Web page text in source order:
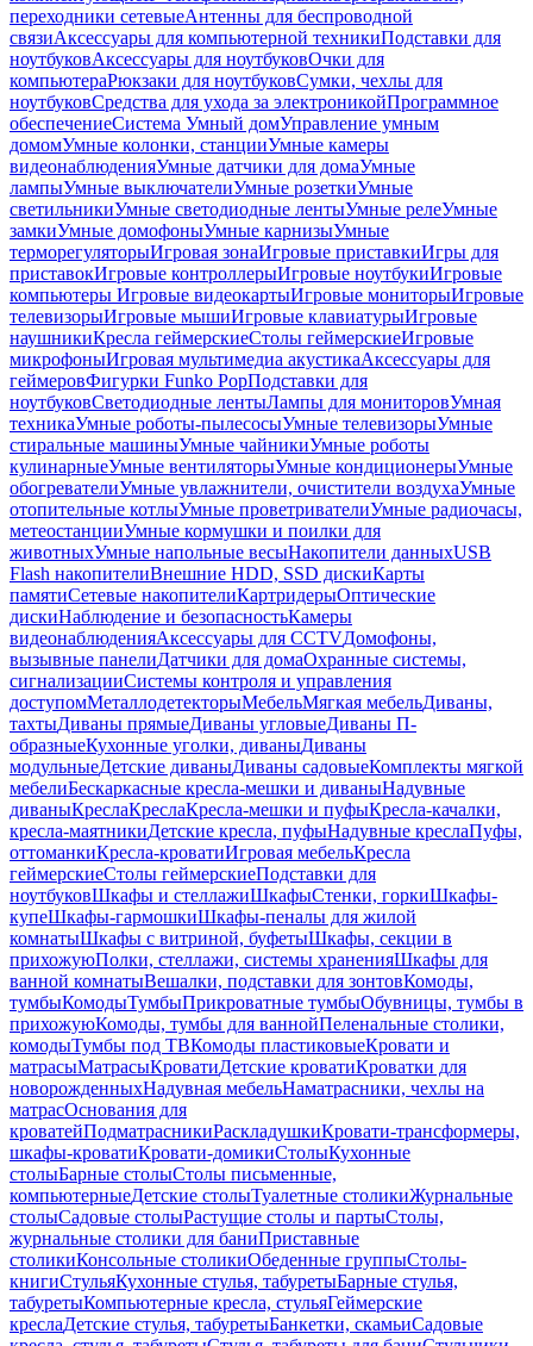
переходники сетевыеАнтенны для беспроводной
связиАксессуары для компьютерной техникиПодставки для
ноутбуковАксессуары для ноутбуковОчки для
компьютераРюкзаки для ноутбуковСумки, чехлы для
ноутбуковСредства для ухода за электроникойПрограммное
обеспечениеСистема Умный домУправление умным
домомУмные колонки, станцииУмные камеры
видеонаблюденияУмные датчики для домаУмные
лампыУмные выключателиУмные розеткиУмные
светильникиУмные светодиодные лентыУмные релеУмные
замкиУмные домофоныУмные карнизыУмные
терморегуляторыИгровая зонаИгровые приставкиИгры для
приставокИгровые контроллерыИгровые ноутбукиИгровые
компьютеры Игровые видеокартыИгровые мониторыИгровые
телевизорыИгровые мышиИгровые клавиатурыИгровые
наушникиКресла геймерскиеСтолы геймерскиеИгровые
микрофоныИгровая мультимедиа акустикаАксессуары для
геймеровФигурки Funko PopПодставки для
ноутбуковСветодиодные лентыЛампы для мониторовУмная
техникаУмные роботы-пылесосыУмные телевизорыУмные
стиральные машиныУмные чайникиУмные роботы
кулинарныеУмные вентиляторыУмные кондиционерыУмные
обогревателиУмные увлажнители, очистители воздухаУмные
отопительные котлыУмные проветривателиУмные радиочасы,
метеостанцииУмные кормушки и поилки для
животныхУмные напольные весыНакопители данныхUSB
Flash накопителиВнешние HDD, SSD дискиКарты
памятиСетевые накопителиКартридерыОптические
дискиНаблюдение и безопасностьКамеры
видеонаблюденияАксессуары для CCTVДомофоны,
вызывные панелиДатчики для домаОхранные системы,
сигнализацииСистемы контроля и управления
доступомМеталлодетекторыМебельМягкая мебельДиваны,
тахтыДиваны прямыеДиваны угловыеДиваны П-
образныеКухонные уголки, диваныДиваны
модульныеДетские диваныДиваны садовыеКомплекты мягкой
мебелиБескаркасные кресла-мешки и диваныНадувные
диваныКреслаКреслаКресла-мешки и пуфыКресла-качалки,
кресла-маятникиДетские кресла, пуфыНадувные креслаПуфы,
оттоманкиКресла-кроватиИгровая мебельКресла
геймерскиеСтолы геймерскиеПодставки для
ноутбуковШкафы и стеллажиШкафыСтенки, горкиШкафы-
купеШкафы-гармошкиШкафы-пеналы для жилой
комнатыШкафы с витриной, буфетыШкафы, секции в
прихожуюПолки, стеллажи, системы храненияШкафы для
ванной комнатыВешалки, подставки для зонтовКомоды,
тумбыКомодыТумбыПрикроватные тумбыОбувницы, тумбы в
прихожуюКомоды, тумбы для ваннойПеленальные столики,
комодыТумбы под ТВКомоды пластиковыеКровати и
матрасыМатрасыКроватиДетские кроватиКроватки для
новорожденныхНадувная мебельНаматрасники, чехлы на
матрасОснования для
кроватейПодматрасникиРаскладушкиКровати-трансформеры,
шкафы-кроватиКровати-домикиСтолыКухонные
столыБарные столыСтолы письменные,
компьютерныеДетские столыТуалетные столикиЖурнальные
столыСадовые столыРастущие столы и партыСтолы,
журнальные столики для баниПриставные
столикиКонсольные столикиОбеденные группыСтолы-
книгиСтульяКухонные стулья, табуретыБарные стулья,
табуретыКомпьютерные кресла, стульяГеймерские
креслаДетские стулья, табуретыБанкетки, скамьиСадовые